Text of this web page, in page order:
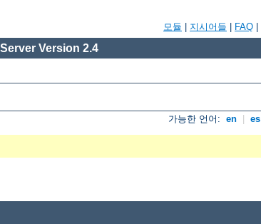
모듈 지시어들 FAQ
Version 2.4
가능한 언어: en es